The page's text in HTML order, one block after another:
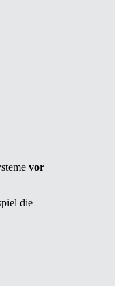
vor
die